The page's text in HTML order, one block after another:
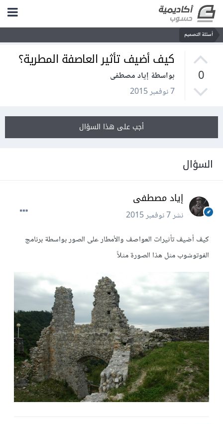
أسئلة التصميم
0
كيف أضيف تأثير العاصفة المطرية؟
بواسطة إياد مصطفى
7 نوفمبر 2015
أجب على هذا السؤال
السؤال
إياد مصطفى
نشر7 نوفمبر 2015
كيف أضيف تأثيرات العواصف والأمطار على الصور بواسطة برنامج
الفوتوشوب مثل هذا الصورة مثلاً